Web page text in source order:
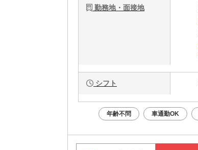
勤務地・面接地
シフト
年齢不問 車通勤OK